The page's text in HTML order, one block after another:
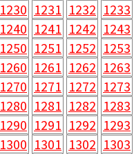
1230 1231 1232 1233
1240 1241 1242 1243
1250 1251 1252 1253
1260 1261 1262 1263
1270 1271 1272 1273
1280 1281 1282 1283
1290 1291 1292 1293
1300 1301 1302 1303